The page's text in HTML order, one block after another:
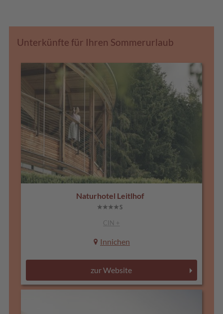
Unterkünfte für Ihren Sommerurlaub
Naturhotel Leitlhof
CIN +
Innichen
zur Website